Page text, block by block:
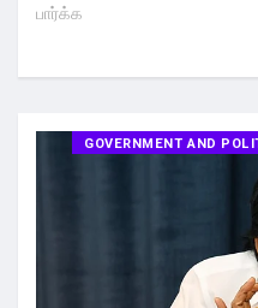
பார்க்க
GOVERNMENT AND